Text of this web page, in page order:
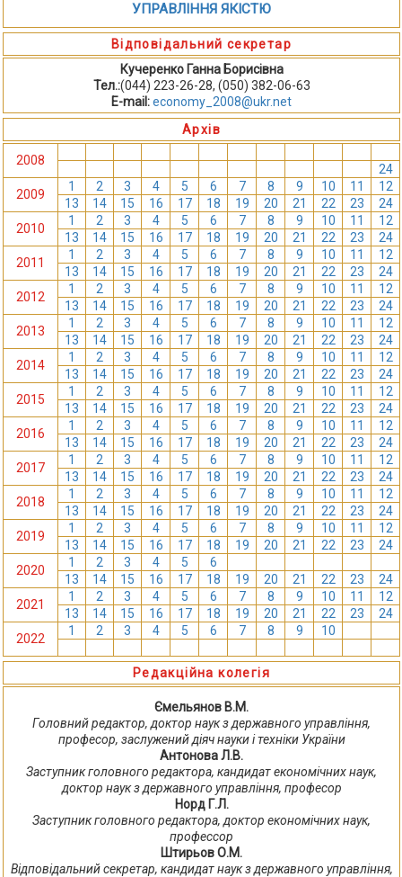
УПРАВЛІННЯ ЯКІСТЮ
Відповідальний секретар
Кучеренко Ганна Борисівна
Тел.:(044) 223-26-28, (050) 382-06-63
E-mail:economy_2008@ukr.net
Архів
2008
24
2009
1 2 3 4 5 6 7 8 9 10 11
12
13
14 15 16 17 18 19 20 21 22 23
24
2010
1 2 3 4 5 6 7 8 9 10 11
12
13
14 15 16 17 18 19 20 21 22 23
24
2011
1 2 3 4 5 6 7 8 9 10 11
12
13
14 15 16 17 18 19 20 21 22 23
24
2012
1 2 3 4 5 6 7 8 9 10 11
12
13
14 15 16 17 18 19 20 21 22 23
24
2013
1 2 3 4 5 6 7 8 9 10 11
12
13
14 15 16 17 18 19 20 21 22 23
24
2014
1 2 3 4 5 6 7 8 9 10 11
12
13
14 15 16 17 18 19 20 21 22 23
24
2015
1 2 3 4 5 6 7 8 9 10 11
12
13
14 15 16 17 18 19 20 21 22 23
24
2016
1 2 3 4 5 6 7 8 9 10 11
12
13
14 15 16 17 18 19 20 21 22 23
24
2017
1 2 3 4 5 6 7 8 9 10 11
12
13
14 15 16 17 18 19 20 21 22 23
24
2018
1 2 3 4 5 6 7 8 9 10 11
12
13
14 15 16 17 18 19 20 21 22 23
24
2019
1 2 3 4 5 6 7 8 9 10 11
12
13
14 15 16 17 18 19 20 21 22 23
24
2020
1 2 3 4 5 6
13
14 15 16 17 18 19 20 21 22 23
24
2021
1 2 3 4 5 6 7 8 9 10 11
12
13
14 15 16 17 18 19 20 21 22 23
24
2022
1 2 3 4 5 6 7 8 9 10
Редакційна колегія
Ємельянов В.М.
Головний редактор, доктор наук з державного управління,
професор, заслужений діяч науки і техніки України
Антонова Л.В.
Заступник головного редактора, кандидат економічних наук,
доктор наук з державного управління, професор
Норд Г.Л.
Заступник головного редактора, доктор економічних наук,
профессор
Штирьов О.М.
Відповідальний секретар, кандидат наук з державного управління,